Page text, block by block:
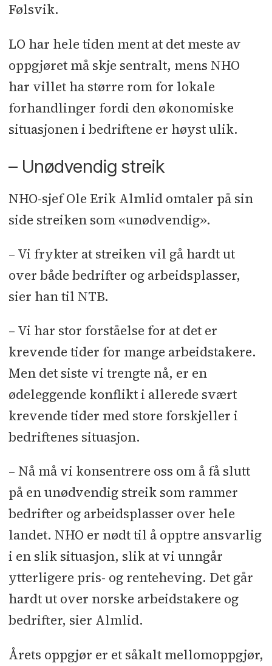
Følsvik.
LO har hele tiden ment at det meste av
oppgjøret må skje sentralt, mens NHO
har villet ha større rom for lokale
forhandlinger fordi den økonomiske
situasjonen i bedriftene er høyst ulik.
– Unødvendig streik
NHO-sjef Ole Erik Almlid omtaler på sin
side streiken som «unødvendig».
– Vi frykter at streiken vil gå hardt ut
over både bedrifter og arbeidsplasser,
sier han til NTB.
– Vi har stor forståelse for at det er
krevende tider for mange arbeidstakere.
Men det siste vi trengte nå, er en
ødeleggende konflikt i allerede svært
krevende tider med store forskjeller i
bedriftenes situasjon.
– Nå må vi konsentrere oss om å få slutt
på en unødvendig streik som rammer
bedrifter og arbeidsplasser over hele
landet. NHO er nødt til å opptre ansvarlig
i en slik situasjon, slik at vi unngår
ytterligere pris- og renteheving. Det går
hardt ut over norske arbeidstakere og
bedrifter, sier Almlid.
Årets oppgjør er et såkalt mellomoppgjør,